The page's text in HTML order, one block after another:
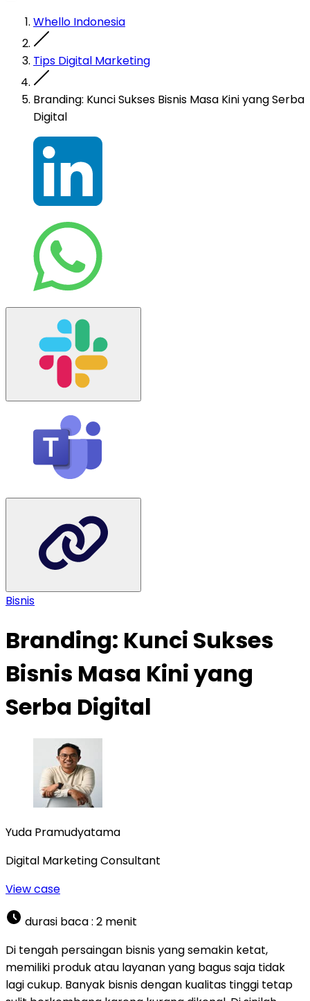
Whello Indonesia
Tips Digital Marketing
Branding: Kunci Sukses Bisnis Masa Kini yang Serba
Digital
Bisnis
Branding: Kunci Sukses
Bisnis Masa Kini yang
Serba Digital
Yuda Pramudyatama
Digital Marketing Consultant
View case
durasi baca : 2 menit
Di tengah persaingan bisnis yang semakin ketat,
memiliki produk atau layanan yang bagus saja tidak
lagi cukup. Banyak bisnis dengan kualitas tinggi tetap